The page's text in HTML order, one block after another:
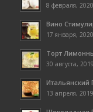
8 февраля,
Вино
17 января,
Торт
30 августа,
13 апреля,